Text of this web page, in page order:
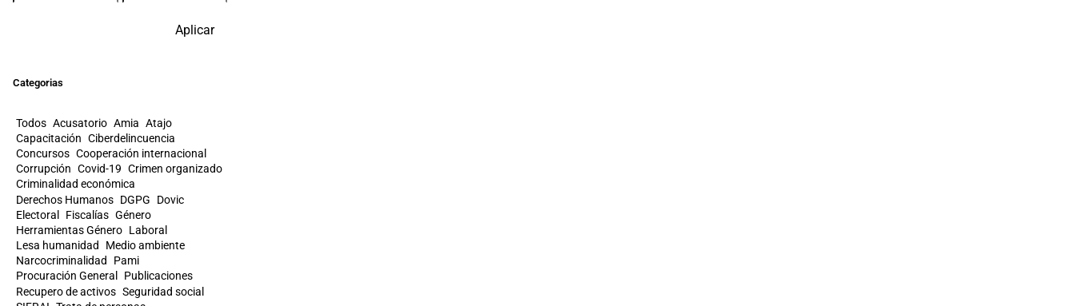
Aplicar
Categorias
Todos Acusatorio Amia Atajo
Capacitación Ciberdelincuencia
Concursos Cooperación internacional
Corrupción Covid-19 Crimen organizado
Criminalidad económica
Derechos Humanos DGPG
Dovic
Electoral
Fiscalías Género
Herramientas Género Laboral
Lesa humanidad
Medio ambiente
Narcocriminalidad
Pami
Procuración General
Publicaciones
Recupero de activos Seguridad social